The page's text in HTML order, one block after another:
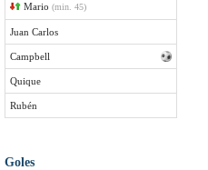
Mario (min. 45)
Juan Carlos
Campbell
Quique
Rubén
Goles